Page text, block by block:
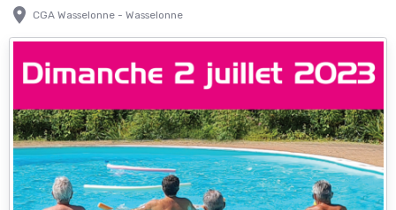
CGA Wasselonne - Wasselonne